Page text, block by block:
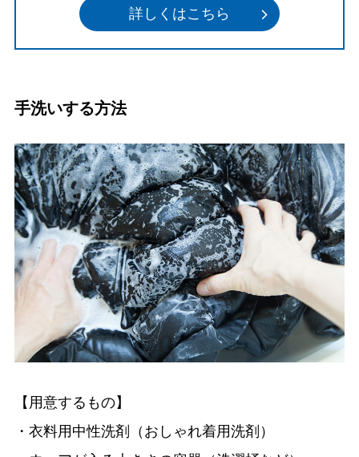
詳しくはこちら
手洗いする方法
【用意するもの】
・衣料用中性洗剤（おしゃれ着用洗剤）